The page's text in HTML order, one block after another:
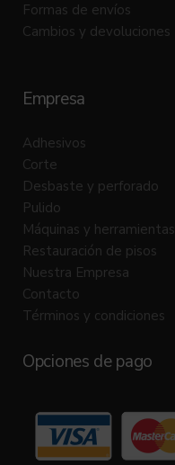
Formas de envíos
Cambios y devoluciones
Empresa
Adhesivos
Corte
Desbaste y perforado
Pulido
Máquinas y herramientas
Restauración de pisos
Nuestra Empresa
Contacto
Términos y condiciones
Opciones de pago